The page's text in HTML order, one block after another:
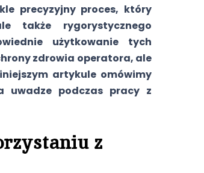
precyzyjny proces, który
także rygorystycznego
użytkowanie tych
zdrowia operatora, ale
artykule omówimy
uwadze podczas pracy z
z